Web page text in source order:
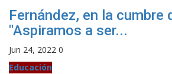
Fernández, en la cumbre
"Aspiramos a ser...
Jun 24, 2022 0
Educación